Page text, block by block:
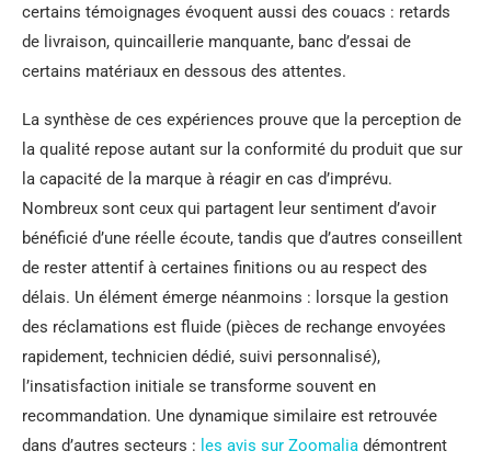
certains témoignages évoquent aussi des couacs : retards
de livraison, quincaillerie manquante, banc d’essai de
certains matériaux en dessous des attentes.
La synthèse de ces expériences prouve que la perception de
la qualité repose autant sur la conformité du produit que sur
la capacité de la marque à réagir en cas d’imprévu.
Nombreux sont ceux qui partagent leur sentiment d’avoir
bénéficié d’une réelle écoute, tandis que d’autres conseillent
de rester attentif à certaines finitions ou au respect des
délais. Un élément émerge néanmoins : lorsque la gestion
des réclamations est fluide (pièces de rechange envoyées
rapidement, technicien dédié, suivi personnalisé),
l’insatisfaction initiale se transforme souvent en
recommandation. Une dynamique similaire est retrouvée
dans d’autres secteurs : les avis sur Zoomalia démontrent